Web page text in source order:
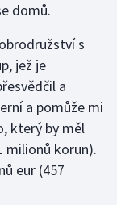
domů.
s
jež je
a
a pomůže mi
který by měl
milionů korun).
eur (457